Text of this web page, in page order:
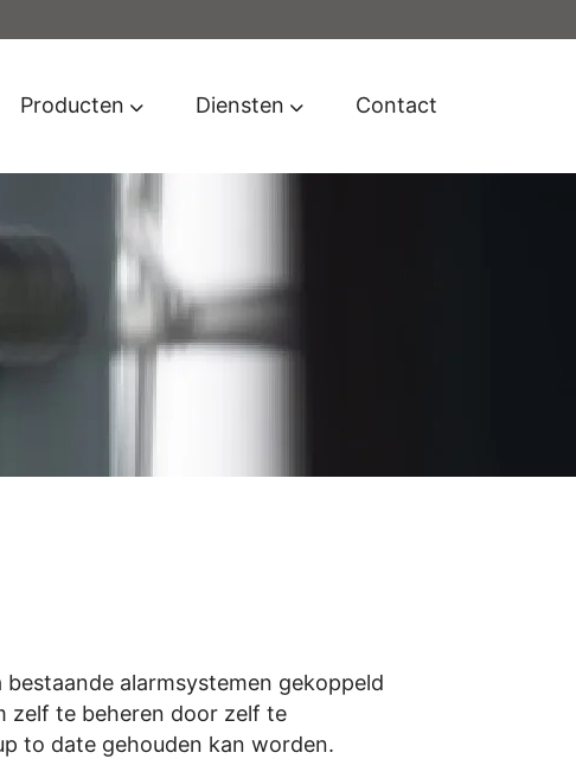
Producten Diensten Contact
alarmsystemen gekoppeld
zelf te beheren door zelf te
to date gehouden kan worden.